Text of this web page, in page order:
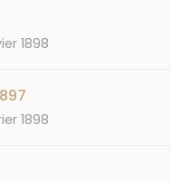
1898
1898